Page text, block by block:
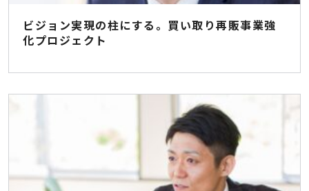
ビジョン実現の柱にする。買い取り再販事業強
化プロジェクト